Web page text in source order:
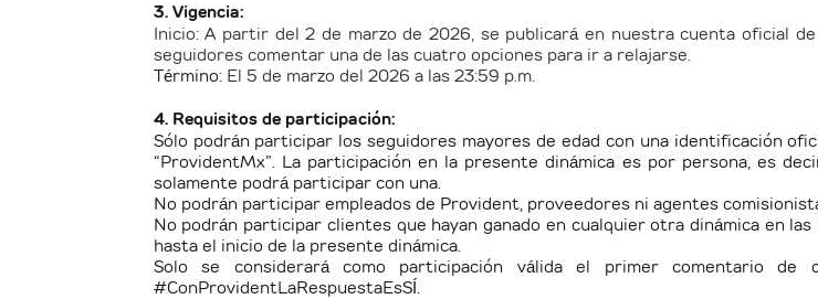
3. Vigencia:
Inicio: A partir del 2 de marzo de 2026, se publicará en nuestra cuenta oficial
seguidores comentar una de las cuatro opciones para ir a relajarse.
Término:El 5 de marzo del 2026 a las 23:59 p.m.
4. Requisitos de participación:
Sólo podrán participar los seguidores mayores de edad con una identificación
“ProvidentMx”. La participación en la presente dinámica es por persona, es
solamente podrá participar con una.
No podrán participar empleados de Provident, proveedores ni agentes
No podrán participar clientes que hayan ganado en cualquier otra dinámica en
hasta el inicio de la presente dinámica.
Solo se considerará como participación válida el primer comentario de
#ConProvidentLaRespuestaEsSÍ.